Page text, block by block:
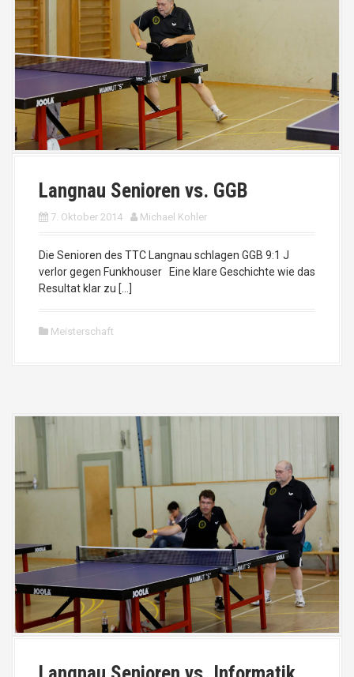
Langnau Senioren vs. GGB
7. Oktober 2014 Michael Kohler
Die Senioren des TTC Langnau schlagen GGB 9:1 J
verlor gegen Funkhouser Eine klare Geschichte wie das
Resultat klar zu […]
Meisterschaft